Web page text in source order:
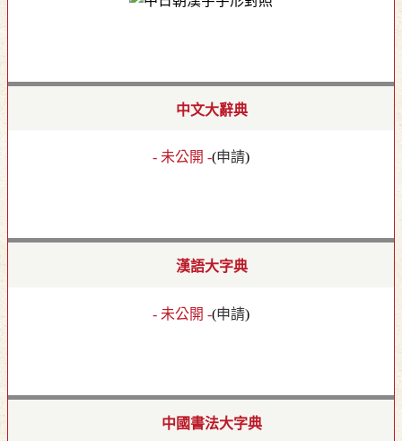
中文大辭典
- 未公開 -(申請)
漢語大字典
- 未公開 -(申請)
中國書法大字典